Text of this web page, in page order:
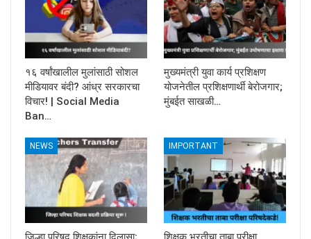
१६ वर्षांखालील मुलांसाठी सोशल
मीडियावर बंदी? आंध्र सरकारचा
विचार! | Social Media
Ban…
मुख्यमंत्री युवा कार्य प्रशिक्षण
योजनेतील प्रशिक्षणार्थी बेरोजगार;
मुंबईत साखळी…
NEWS IMPORTANT